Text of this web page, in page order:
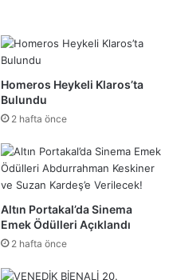
Homeros Heykeli Klaros’ta
Bulundu
2 hafta önce
Altın Portakal’da Sinema
Emek Ödülleri Açıklandı
2 hafta önce